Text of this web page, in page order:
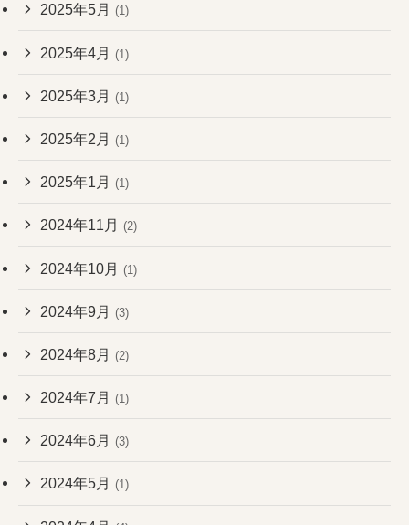
2025年5月 (1)
2025年4月 (1)
2025年3月 (1)
2025年2月 (1)
2025年1月 (1)
2024年11月 (2)
2024年10月 (1)
2024年9月 (3)
2024年8月 (2)
2024年7月 (1)
2024年6月 (3)
2024年5月 (1)